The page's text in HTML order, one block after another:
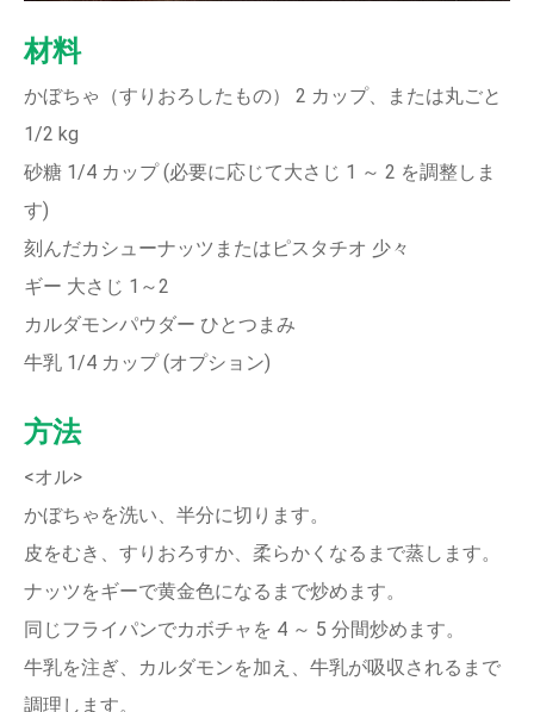
材料
かぼちゃ（すりおろしたもの） 2 カップ、または丸ごと
1/2 kg
砂糖 1/4 カップ (必要に応じて大さじ 1 ～ 2 を調整しま
す)
刻んだカシューナッツまたはピスタチオ 少々
ギー 大さじ 1～2
カルダモンパウダー ひとつまみ
牛乳 1/4 カップ (オプション)
方法
<オル>
かぼちゃを洗い、半分に切ります。
皮をむき、すりおろすか、柔らかくなるまで蒸します。
ナッツをギーで黄金色になるまで炒めます。
同じフライパンでカボチャを 4 ～ 5 分間炒めます。
牛乳を注ぎ、カルダモンを加え、牛乳が吸収されるまで
調理します。